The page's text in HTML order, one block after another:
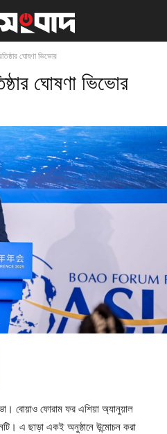
ঘোষণা ভিভোর
ঘোষণা ভিভোর
বোয়াও ফোরাম ফর এশিয়া অ্যানুয়াল
এ ছাড়া একই অনুষ্ঠানে উন্মোচন করা